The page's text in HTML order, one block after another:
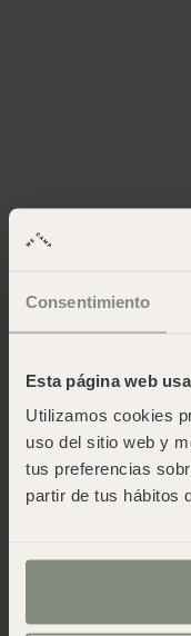
Consentimiento
Esta página web
Utilizamos cookies
uso del sitio web y
tus preferencias
partir de tus hábitos